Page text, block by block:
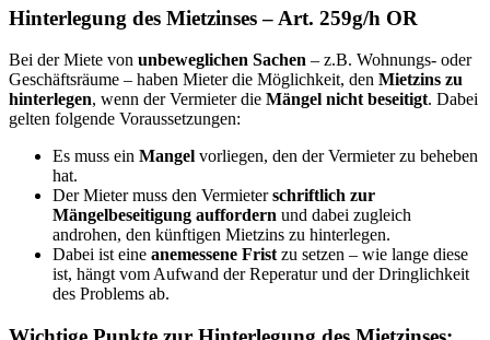
Hinterlegung des Mietzinses – Art. 259g/h OR
Bei der Miete von unbeweglichen Sachen – z.B. Wohnungs- oder
Geschäftsräume – haben Mieter die Möglichkeit, den Mietzins zu
hinterlegen, wenn der Vermieter die Mängel nicht beseitigt. Dabei
gelten folgende Voraussetzungen:
Es muss ein Mangel vorliegen, den der Vermieter zu beheben
hat.
Der Mieter muss den Vermieterschriftlich zur
Mängelbeseitigung auffordern und dabei zugleich
androhen, den künftigen Mietzins zu hinterlegen.
Dabei ist eine anemessene Fristzu setzen – wie lange diese
ist, hängt vom Aufwand der Reperatur und der Dringlichkeit
des Problems ab.